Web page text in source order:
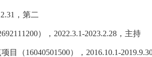
，第二
）， 2022.3.1-2023.2.28 ，主持
目（16040501500）， 2016.10.1-